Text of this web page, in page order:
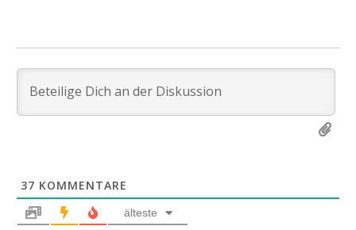
37 KOMMENTARE
älteste